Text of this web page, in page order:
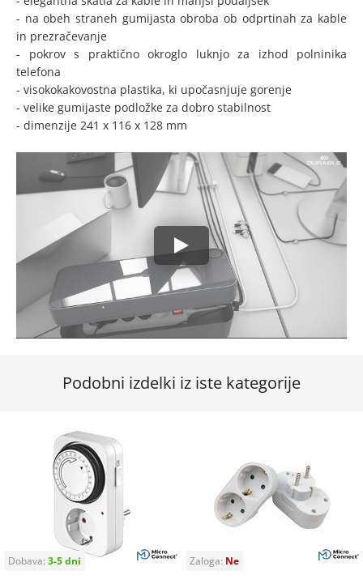
- na obeh straneh gumijasta obroba ob odprtinah za kable
in prezračevanje
- pokrov s praktično okroglo luknjo za izhod polninika
telefona
- visokokakovostna plastika, ki upočasnjuje gorenje
- velike gumijaste podložke za dobro stabilnost
- dimenzije 241 x 116 x 128 mm
Podobni izdelki iz iste kategorije